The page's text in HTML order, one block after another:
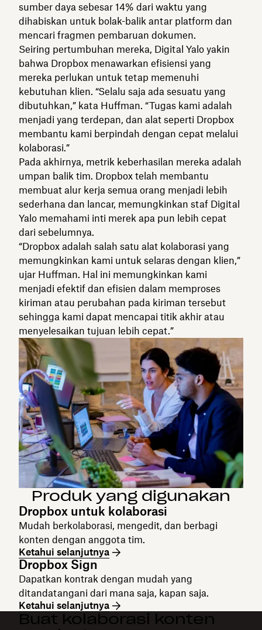
sumber daya sebesar 14% dari waktu yang
dihabiskan untuk bolak-balik antar platform dan
mencari fragmen pembaruan dokumen.
Seiring pertumbuhan mereka, Digital Yalo yakin
bahwa Dropbox menawarkan efisiensi yang
mereka perlukan untuk tetap memenuhi
kebutuhan klien. “Selalu saja ada sesuatu yang
dibutuhkan,” kata Huffman. “Tugas kami adalah
menjadi yang terdepan, dan alat seperti Dropbox
membantu kami berpindah dengan cepat melalui
kolaborasi.”
Pada akhirnya, metrik keberhasilan mereka adalah
umpan balik tim. Dropbox telah membantu
membuat alur kerja semua orang menjadi lebih
sederhana dan lancar, memungkinkan staf Digital
Yalo memahami inti merek apa pun lebih cepat
dari sebelumnya.
“Dropbox adalah salah satu alat kolaborasi yang
memungkinkan kami untuk selaras dengan klien,”
ujar Huffman. Hal ini memungkinkan kami
menjadi efektif dan efisien dalam memproses
kiriman atau perubahan pada kiriman tersebut
sehingga kami dapat mencapai titik akhir atau
menyelesaikan tujuan lebih cepat.”
Produk yang digunakan
Dropbox untuk kolaborasi
Mudah berkolaborasi, mengedit, dan berbagi
konten dengan anggota tim.
Ketahui selanjutnya
Dropbox Sign
Dapatkan kontrak dengan mudah yang
ditandatangani dari mana saja, kapan saja.
Ketahui selanjutnya
Buat kolaborasi konten